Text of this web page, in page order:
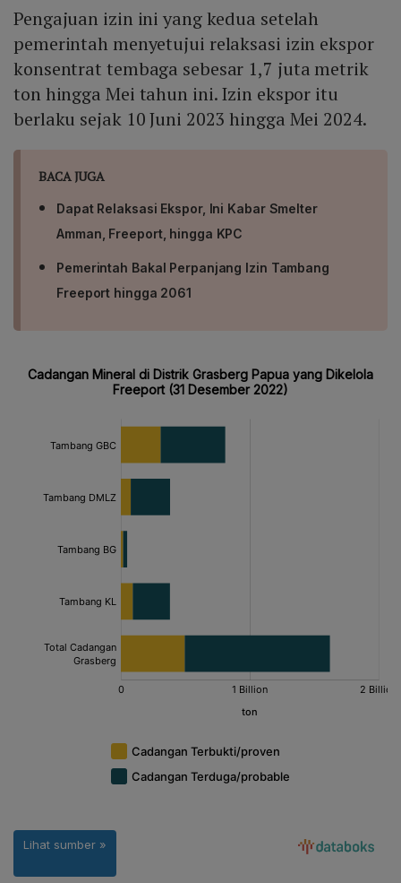
Pengajuan izin ini yang kedua setelah
pemerintah menyetujui relaksasi izin ekspor
konsentrat tembaga sebesar 1,7 juta metrik
ton hingga Mei tahun ini. Izin ekspor itu
berlaku sejak 10 Juni 2023 hingga Mei 2024.
BACA JUGA
Dapat Relaksasi Ekspor, Ini Kabar Smelter
Amman, Freeport, hingga KPC
Pemerintah Bakal Perpanjang Izin Tambang
Freeport hingga 2061